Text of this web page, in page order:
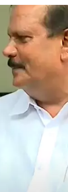
The Journal